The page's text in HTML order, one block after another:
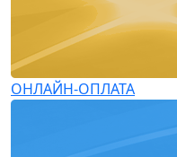
ОНЛАЙН-ОПЛАТА